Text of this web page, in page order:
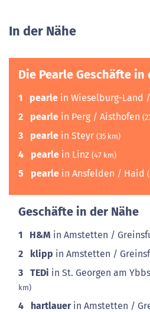
In der Nähe
Die Pearle Geschäfte in
1 pearle in Wieselburg-Land
2 pearle in Perg / Aisthofen
3 pearle in Steyr (35 km)
4 pearle in Linz (47 km)
5 pearle in Ansfelden / Haid
Geschäfte in der Nähe
1 H&M in Amstetten /
2 klipp in Amstetten /
3 TEDi in St. Georgen am
km)
4 hartlauerin Amstetten /